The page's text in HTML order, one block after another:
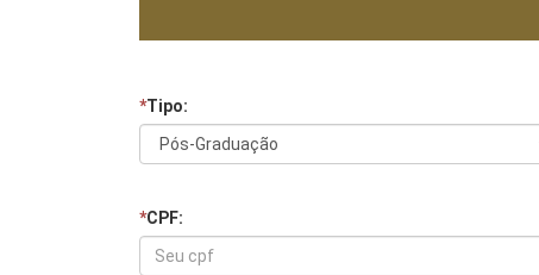
*Tipo:
*CPF: